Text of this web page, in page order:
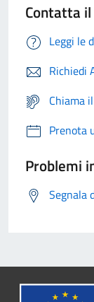
Contatta
Leggi le
Richiedi
Chiama
Prenota
Problemi
Segnala